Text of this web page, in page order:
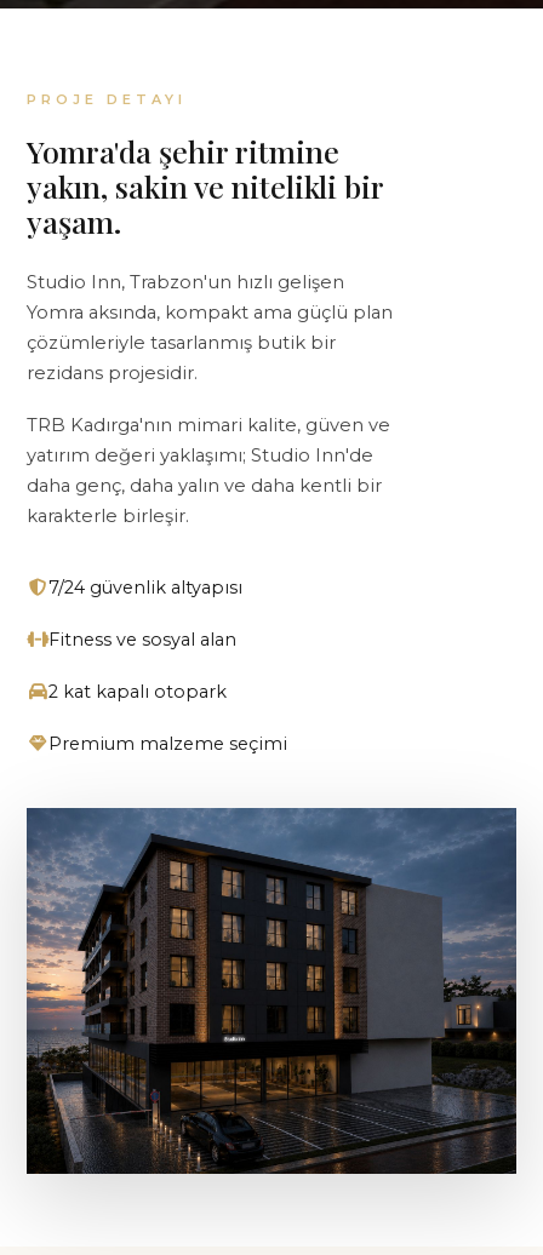
PROJE DETAYI
Yomra'da şehir ritmine
yakın, sakin ve nitelikli bir
yaşam.
Studio Inn, Trabzon'un hızlı gelişen
Yomra aksında, kompakt ama güçlü plan
çözümleriyle tasarlanmış butik bir
rezidans projesidir.
TRB Kadırga'nın mimari kalite, güven ve
yatırım değeri yaklaşımı; Studio Inn'de
daha genç, daha yalın ve daha kentli bir
karakterle birleşir.
7/24 güvenlik altyapısı
Fitness ve sosyal alan
2 kat kapalı otopark
Premium malzeme seçimi